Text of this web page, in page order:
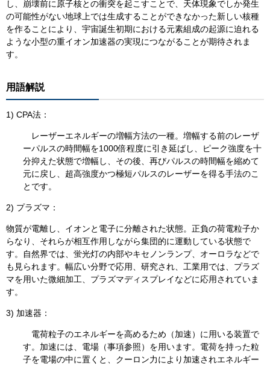
し、崩壊前に原子核との衝突を起こすことで、天体現象でしか発生
の可能性がない地球上では生成することができなかった新しい核種
を作ることにより、宇宙誕生初期における元素組成の起源に迫れる
ような小型の重イオン加速器の実現につながることが期待されま
す。
用語解説
1) CPA法：
レーザーエネルギーの増幅方法の一種。増幅する前のレーザ
ーパルスの時間幅を1000倍程度に引き延ばし、ピーク強度を十
分抑えた状態で増幅し、その後、再びパルスの時間幅を縮めて
元に戻し、超高強度かつ極短パルスのレーザーを得る手法のこ
とです。
2) プラズマ：
物質が電離し、イオンと電子に分離された状態。正負の荷電粒子か
らなり、それらが相互作用しながら集団的に運動している状態で
す。自然界では、蛍光灯の内部やキセノンランプ、オーロラなどで
も見られます。幅広い分野で応用、研究され、工業用では、プラズ
マを用いた微細加工、プラズマディスプレイなどに応用されていま
す。
3) 加速器：
電荷粒子のエネルギーを高めるため（加速）に用いる装置で
す。加速には、電場（事項参照）を用います。電荷を持った粒
子を電場の中に置くと、クーロン力により加速されエネルギー